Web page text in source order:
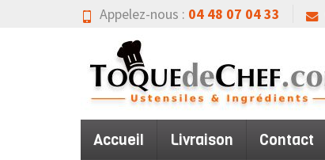
Appelez-nous : 04 48 07 04 33
Accueil Livraison Contact